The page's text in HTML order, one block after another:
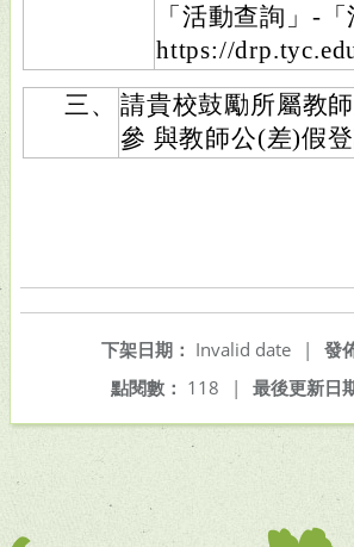
「活動查詢」-
https://
三、
請貴校鼓勵所屬教
參 與教師公(差)假登
發
下架日期： Invalid date
|
最後更新日
點閱數： 118 |